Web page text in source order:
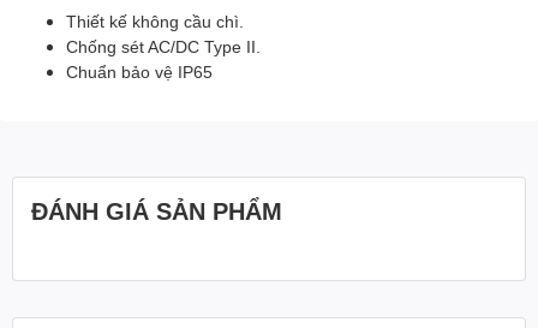
Thiết kế không cầu chì.
Chống sét AC/DC Type II.
Chuẩn bảo vệ IP65
ĐÁNH GIÁ SẢN PHẨM